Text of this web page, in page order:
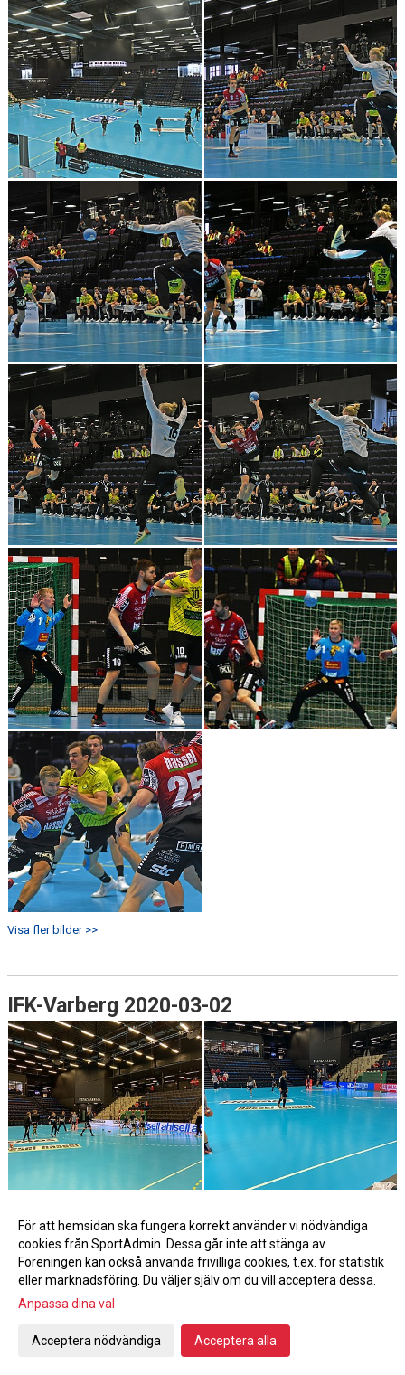
Visa fler bilder >>
IFK-Varberg 2020-03-02
För att hemsidan ska fungera korrekt använder vi nödvändiga
cookies från SportAdmin. Dessa går inte att stänga av.
Föreningen kan också använda frivilliga cookies, t.ex. för statistik
eller marknadsföring. Du väljer själv om du vill acceptera dessa.
Anpassa dina val
Acceptera nödvändiga Acceptera alla